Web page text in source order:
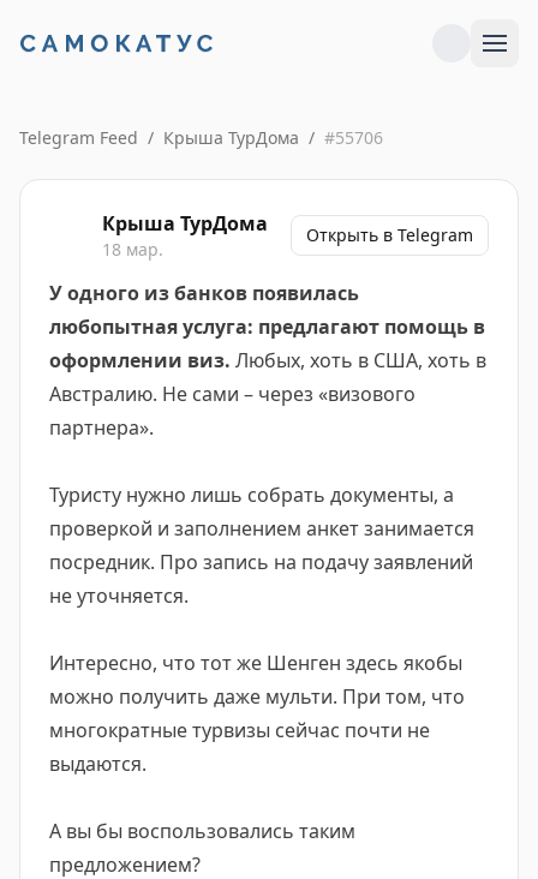
Telegram Feed / Крыша ТурДома / #55706
Крыша ТурДома
18 мар.
Открыть в Telegram
У одного из банков появилась
любопытная услуга: предлагают помощь в
оформлении виз. Любых, хоть в США, хоть в
Австралию. Не сами – через «визового
партнера».
Туристу нужно лишь собрать документы, а
проверкой и заполнением анкет занимается
посредник. Про запись на подачу заявлений
не уточняется.
Интересно, что тот же Шенген здесь якобы
можно получить даже мульти. При том, что
многократные турвизы сейчас почти не
выдаются.
А вы бы воспользовались таким
предложением?